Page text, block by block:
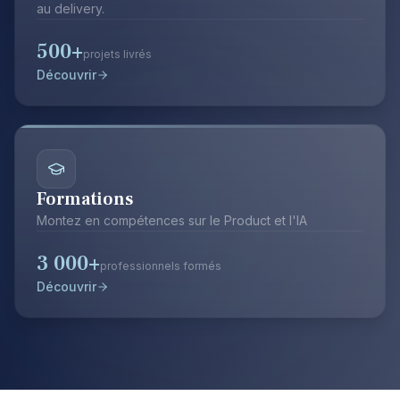
au delivery.
500+projets livrés
Découvrir
Formations
Montez en compétences sur le Product et l'IA
3 000+professionnels formés
Découvrir